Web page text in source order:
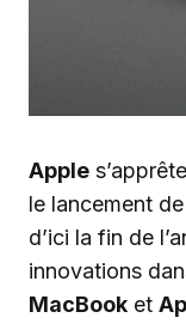
Apple
le lancement
d’ici la fin de
innovations
MacBook et